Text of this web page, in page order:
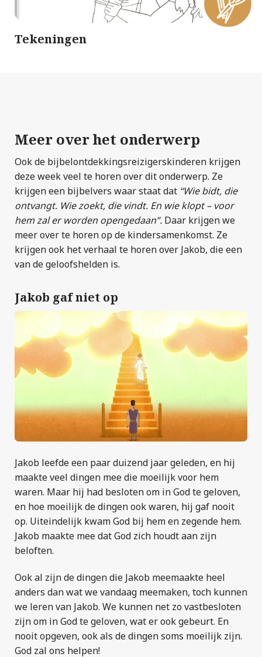
Tekeningen
Meer over het onderwerp
Ook de bijbelontdekkingsreizigerskinderen krijgen
deze week veel te horen over dit onderwerp. Ze
krijgen een bijbelvers waar staat dat “Wie bidt, die
ontvangt. Wie zoekt, die vindt. En wie klopt – voor
hem zal er worden opengedaan”. Daar krijgen we
meer over te horen op de kindersamenkomst. Ze
krijgen ook het verhaal te horen over Jakob, die een
van de geloofshelden is.
Jakob gaf niet op
Jakob leefde een paar duizend jaar geleden, en hij
maakte veel dingen mee die moeilijk voor hem
waren. Maar hij had besloten om in God te geloven,
en hoe moeilijk de dingen ook waren, hij gaf nooit
op. Uiteindelijk kwam God bij hem en zegende hem.
Jakob maakte mee dat God zich houdt aan zijn
beloften.
Ook al zijn de dingen die Jakob meemaakte heel
anders dan wat we vandaag meemaken, toch kunnen
we leren van Jakob. We kunnen net zo vastbesloten
zijn om in God te geloven, wat er ook gebeurt. En
nooit opgeven, ook als de dingen soms moeilijk zijn.
God zal ons helpen!